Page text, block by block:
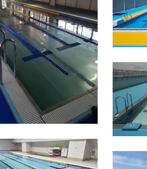
神奈川県 学校 ステンレスプール
2024年
2023年